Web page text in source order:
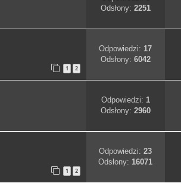
Odsłony: 2251
1 2
Odpowiedzi: 17
Odsłony: 6042
Odpowiedzi: 1
Odsłony: 2960
1 2
Odpowiedzi:23
Odsłony: 16071